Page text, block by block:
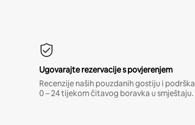
Ugovarajte rezervacije s povjerenjem
Recenzije naših pouzdanih gostiju i podrška
0 – 24 tijekom čitavog boravka u smještaju.